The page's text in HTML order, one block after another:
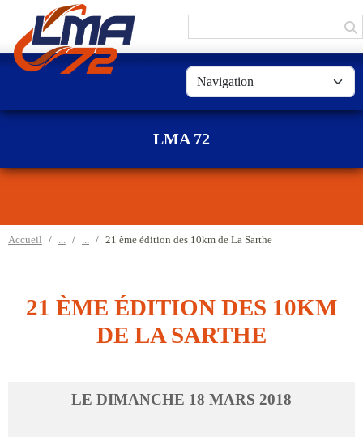
LMA 72
Accueil 21 ème édition des 10km de La Sarthe
21 ÈME ÉDITION DES 10KM
DE LA SARTHE
LE DIMANCHE 18 MARS 2018
Panneau de gestion des cookies